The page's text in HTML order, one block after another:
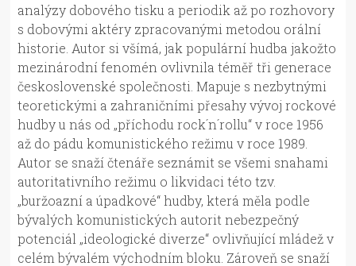
analýzy dobového tisku a periodik až po rozhovory
s dobovými aktéry zpracovanými metodou orální
historie. Autor si všímá, jak populární hudba jakožto
mezinárodní fenomén ovlivnila téměř tři generace
československé společnosti. Mapuje s nezbytnými
teoretickými a zahraničními přesahy vývoj rockové
hudby u nás od „příchodu rock´n´rollu“ v roce 1956
až do pádu komunistického režimu v roce 1989.
Autor se snaží čtenáře seznámit se všemi snahami
autoritativního režimu o likvidaci této tzv.
„buržoazní a úpadkové“ hudby, která měla podle
bývalých komunistických autorit nebezpečný
potenciál „ideologické diverze“ ovlivňující mládež v
celém bývalém východním bloku. Zároveň se snaží